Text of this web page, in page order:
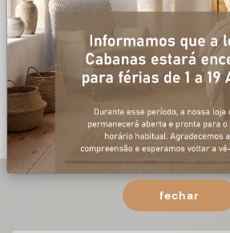
fechar